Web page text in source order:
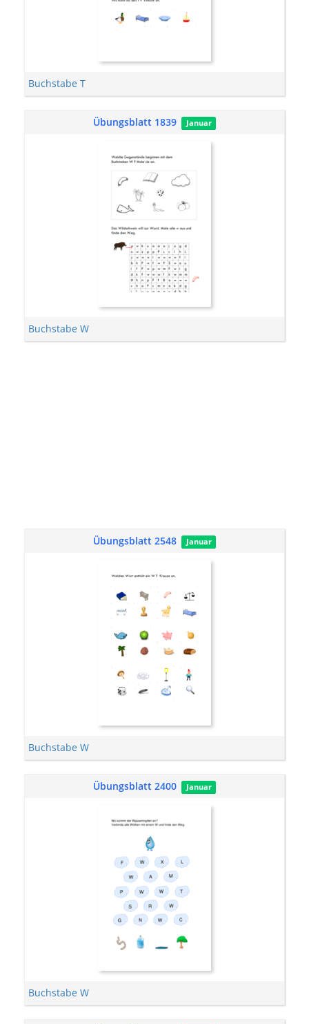
Buchstabe T
Übungsblatt 1839 Januar
Buchstabe W
Übungsblatt 2548 Januar
Buchstabe W
Übungsblatt 2400 Januar
Buchstabe W